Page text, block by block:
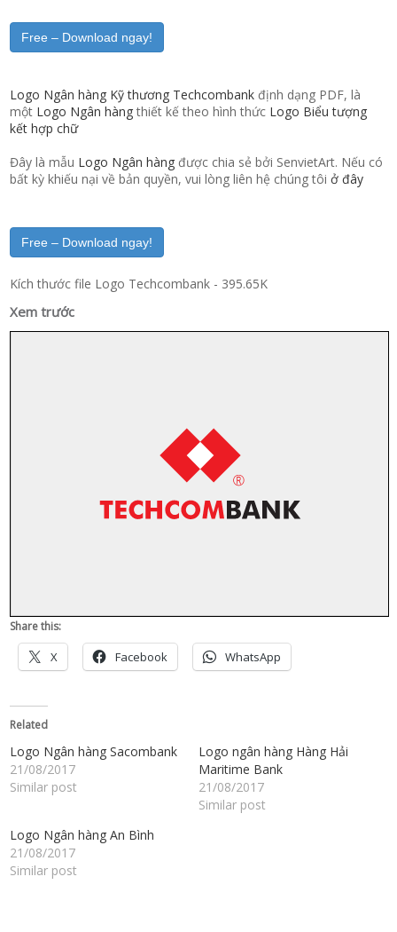
Free – Download ngay!
Logo Ngân hàng Kỹ thương Techcombank định dạng PDF, là
một Logo Ngân hàngthiết kế theo hình thức Logo Biểu tượng
kết hợp chữ
Đây là mẫu Logo Ngân hàng được chia sẻ bởi SenvietArt. Nếu có
bất kỳ khiếu nại về bản quyền, vui lòng liên hệ chúng tôiở đây
Free – Download ngay!
Kích thước file Logo Techcombank - 395.65K
Xem trước
Share this:
X Facebook WhatsApp
Related
Logo Ngân hàng Sacombank
21/08/2017
Similar post
Logo ngân hàng Hàng Hải
Maritime Bank
21/08/2017
Similar post
Logo Ngân hàng An Bình
21/08/2017
Similar post